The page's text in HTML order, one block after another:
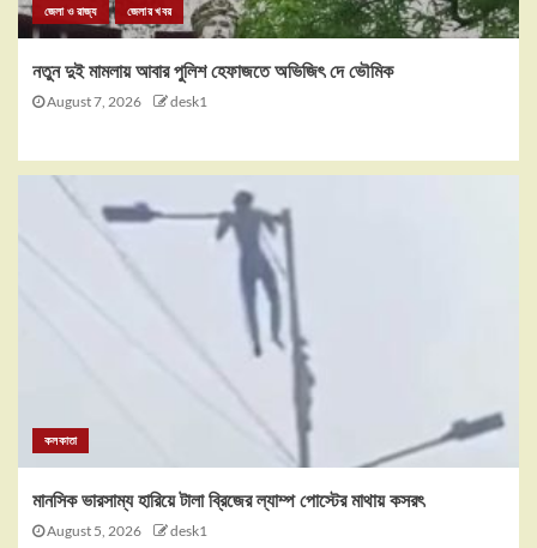
জেলা ও রাজ্য জেলার খবর
নতুন দুই মামলায় আবার পুলিশ হেফাজতে অভিজিৎ দে ভৌমিক
August 7, 2026 desk1
কলকাতা
মানসিক ভারসাম্য হারিয়ে টালা ব্রিজের ল্যাম্প পোস্টের মাথায় কসরৎ
August 5, 2026 desk1